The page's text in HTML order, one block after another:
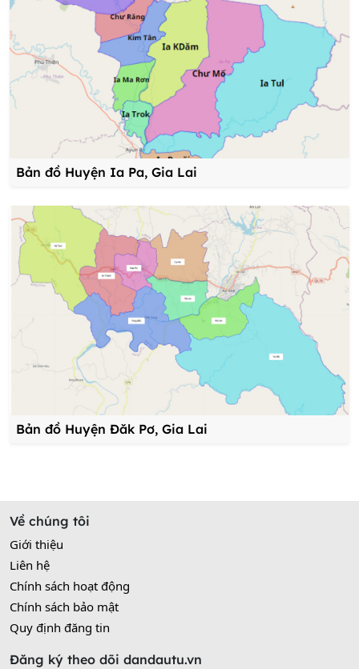
Bản đồ Huyện Ia Pa, Gia Lai
Bản đồ Huyện Đăk Pơ, Gia Lai
Về chúng tôi
Giới thiệu
Liên hệ
Chính sách hoạt động
Chính sách bảo mật
Quy định đăng tin
Đăng ký theo dõi dandautu.vn